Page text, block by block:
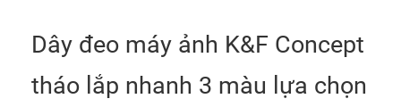
Dây đeo máy ảnh K&F Concept
tháo lắp nhanh 3 màu lựa chọn